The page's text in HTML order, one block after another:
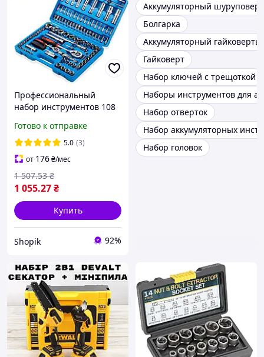
Профессиональный
набор инструментов 108
кейсе, TM-110 / Набор
торцевых головок
Готово к отправке
5.0 (3)
от 176₴/мес
1 055.27₴
1 507.53 ₴
Купить
Shopik 92%
Аккумуляторный шуруповерт
Болгарка
Аккумуляторный гайковерты
Гайковерт
Набор ключей с трещоткой
Наборы инструментов для
Набор отверток
Набор аккумуляторных
Набор головок